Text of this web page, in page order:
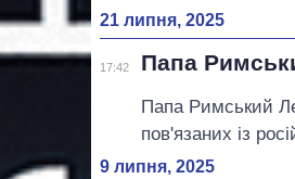
21 липня, 2025
17:42 Папа
Папа Римський
пов'язаних із
9 липня, 2025